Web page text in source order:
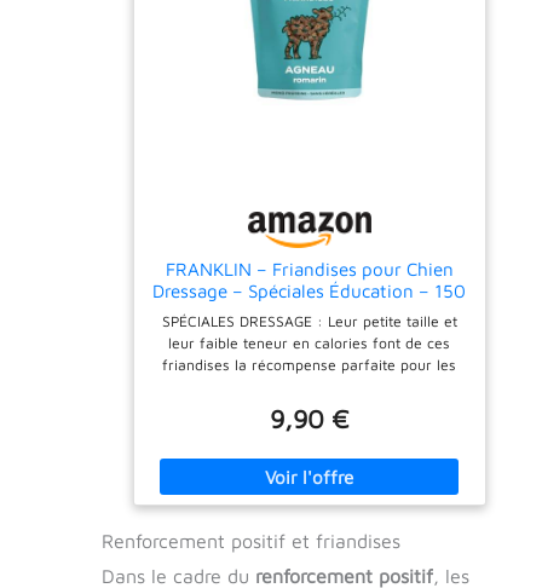
FRANKLIN – Friandises pour Chien
Dressage – Spéciales Éducation – 150
g
SPÉCIALES DRESSAGE : Leur petite taille et
leur faible teneur en calories font de ces
friandises la récompense parfaite pour les
votre chien adulte. UN MAX DE
GOURMANDISE : De l'agneau pour un
SANS CÉRÉALES : Dans nos friandises pour
chien EXIT le riz, le blé, le maïs et toute autre
disposent d'un faible indice glycémique.
chiens adultes et seniors. SOUTIEN DU
9,90 €
Renforcement positif et friandises
Dans le cadre du renforcement positif, les